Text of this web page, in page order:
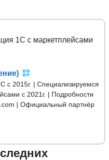
с маркетплейсами
с 2015г. | Специализируемся
с 2021г. | Подробности
| Официальный партнёр